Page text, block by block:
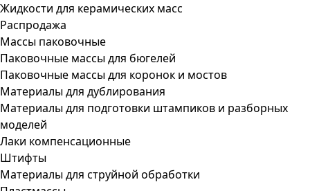
Жидкости для керамических масс
Распродажа
Массы паковочные
Паковочные массы для бюгелей
Паковочные массы для коронок и мостов
Материалы для дублирования
Материалы для подготовки штампиков и разборных
моделей
Лаки компенсационные
Штифты
Материалы для струйной обработки